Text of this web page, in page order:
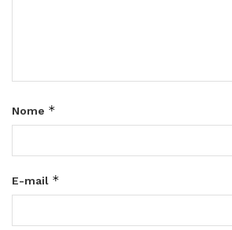
Nome *
E-mail *